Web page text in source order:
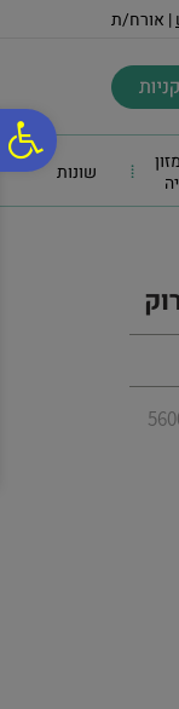
| אורח/ת
שונות